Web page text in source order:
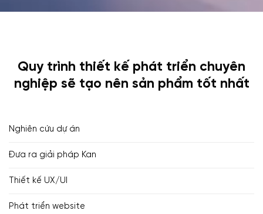
Quy trình thiết kế phát triển chuyên
nghiệp sẽ tạo nên sản phẩm tốt nhất
Nghiên cứu dự án
Đưa ra giải pháp Kan
Thiết kế UX/UI
Phát triển website